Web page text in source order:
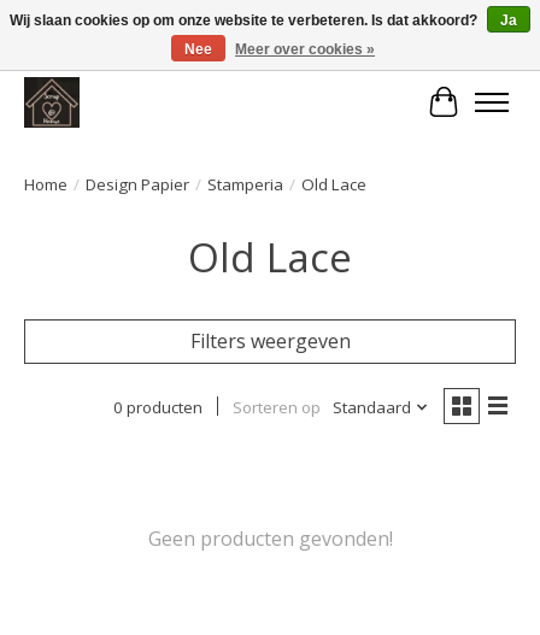
Large selection of products and fast shipping!
Home / Design Papier / Stamperia / Old Lace
Old Lace
Filters weergeven
0 producten Sorteren op Standaard
Geen producten gevonden!
Wij slaan cookies op om onze website te verbeteren. Is dat akkoord?
Ja
Nee
Meer over cookies »